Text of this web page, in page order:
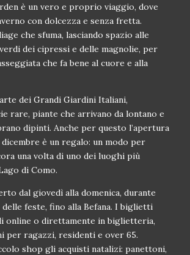
è un vero e proprio viaggio, dove
con dolcezza e senza fretta.
che sfuma, lasciando spazio alle
dei cipressi e delle magnolie, per
che fa bene al cuore e alla
dei Grandi Giardini Italiani,
rare, piante che arrivano da lontano e
dipinti. Anche per questo l’apertura
è un regalo: un modo per
una volta di uno dei luoghi più
di Como.
dal giovedì alla domenica, durante
feste, fino alla Befana. I biglietti
online o direttamente in biglietteria,
per ragazzi, residenti e over 65.
shop gli acquisti natalizi: panettoni,